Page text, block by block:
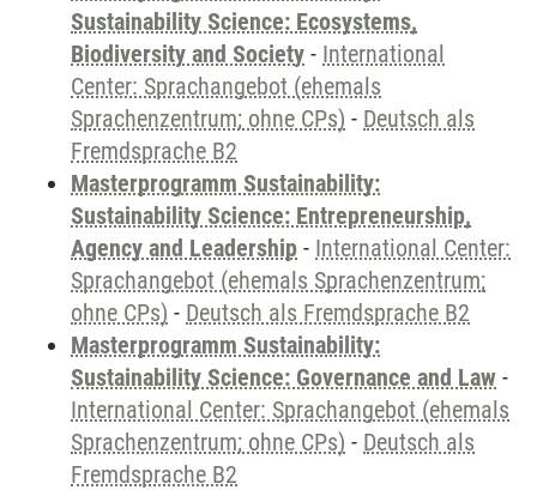
Sustainability Science: Ecosystems,
Biodiversity and Society - International
Center: Sprachangebot (ehemals
Sprachenzentrum; ohne CPs) - Deutsch als
Fremdsprache B2
Masterprogramm Sustainability:
Sustainability Science: Entrepreneurship,
Agency and Leadership - International Center:
Sprachangebot (ehemals Sprachenzentrum;
ohne CPs) - Deutsch als Fremdsprache B2
Masterprogramm Sustainability:
Sustainability Science: Governance and Law -
International Center: Sprachangebot (ehemals
Sprachenzentrum; ohne CPs) - Deutsch als
Fremdsprache B2